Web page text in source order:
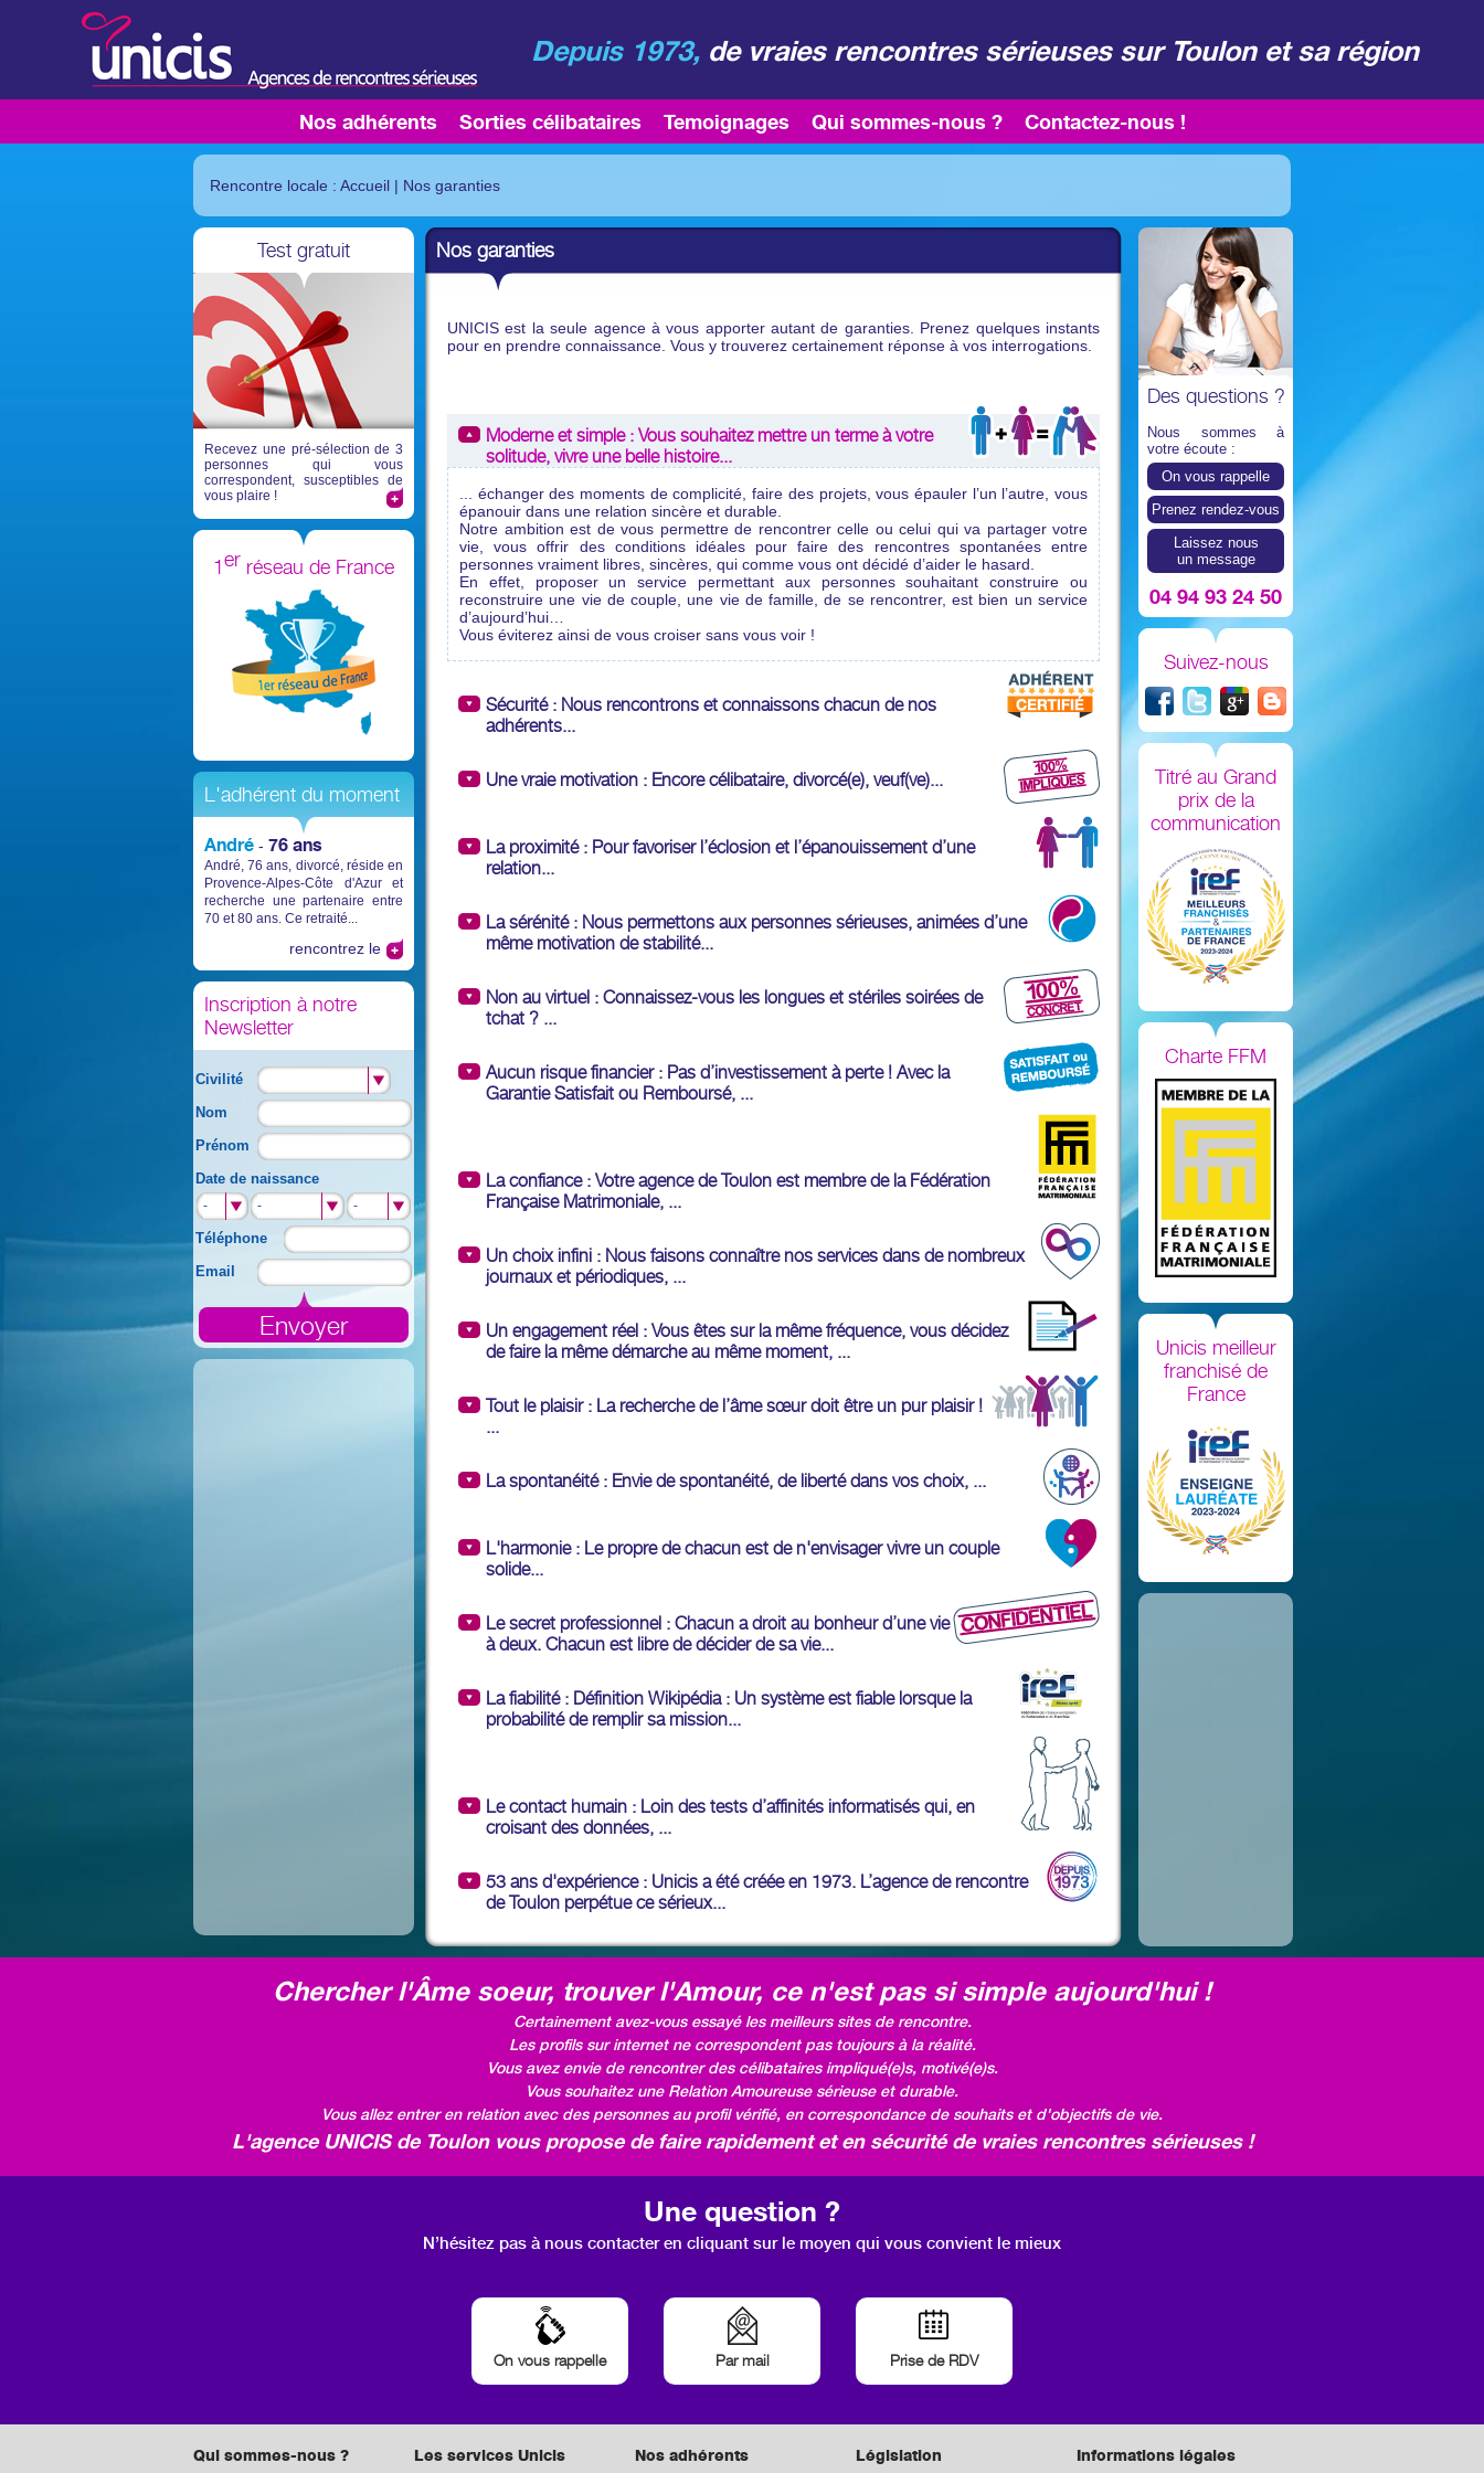
Depuis 1973,de vraies rencontres sérieuses sur Toulon et sa région
Nos adhérents Sorties célibataires Temoignages Qui sommes-nous ? Contactez-nous !
Rencontre locale : Accueil | Nos garanties
Test gratuit
Recevez une pré-sélection de 3
personnes qui vous
correspondent, susceptibles de
vous plaire !
1er réseau de France
L'adhérent du moment
André - 76 ans
André, 76 ans, divorcé, réside en
Provence-Alpes-Côte d'Azur et
recherche une partenaire entre
70 et 80 ans. Ce retraité...
rencontrez le
Inscription à notre
Newsletter
Civilité
Nom
Prénom
Date de naissance
- - -
Téléphone
Email
Nos garanties
UNICIS est la seule agence à vous apporter autant de garanties. Prenez quelques instants
pour en prendre connaissance. Vous y trouverez certainement réponse à vos interrogations.
Moderne et simple : Vous souhaitez mettre un terme à votre
solitude, vivre une belle histoire...
... échanger des moments de complicité, faire des projets, vous épauler l’un l’autre, vous
épanouir dans une relation sincère et durable.
Notre ambition est de vous permettre de rencontrer celle ou celui qui va partager votre
vie, vous offrir des conditions idéales pour faire des rencontres spontanées entre
personnes vraiment libres, sincères, qui comme vous ont décidé d’aider le hasard.
En effet, proposer un service permettant aux personnes souhaitant construire ou
reconstruire une vie de couple, une vie de famille, de se rencontrer, est bien un service
d’aujourd’hui…
Vous éviterez ainsi de vous croiser sans vous voir !
Sécurité : Nous rencontrons et connaissons chacun de nos
adhérents...
Une vraie motivation : Encore célibataire, divorcé(e), veuf(ve)...
La proximité : Pour favoriser l’éclosion et l’épanouissement d’une
relation...
La sérénité : Nous permettons aux personnes sérieuses, animées d’une
même motivation de stabilité...
Non au virtuel : Connaissez-vous les longues et stériles soirées de
tchat ? ...
Aucun risque financier : Pas d’investissement à perte ! Avec la
Garantie Satisfait ou Remboursé, ...
La confiance : Votre agence de Toulon est membre de la Fédération
Française Matrimoniale, ...
Un choix infini : Nous faisons connaître nos services dans de nombreux
journaux et périodiques, ...
Un engagement réel : Vous êtes sur la même fréquence, vous décidez
de faire la même démarche au même moment, ...
Tout le plaisir : La recherche de l’âme sœur doit être un pur plaisir !
...
La spontanéité : Envie de spontanéité, de liberté dans vos choix, ...
L'harmonie : Le propre de chacun est de n'envisager vivre un couple
solide...
Le secret professionnel : Chacun a droit au bonheur d’une vie
à deux. Chacun est libre de décider de sa vie...
La fiabilité : Définition Wikipédia : Un système est fiable lorsque la
probabilité de remplir sa mission...
Le contact humain : Loin des tests d’affinités informatisés qui, en
croisant des données, ...
53 ans d'expérience : Unicis a été créée en 1973. L’agence de rencontre
de Toulon perpétue ce sérieux...
Des questions ?
Nous sommes à
votre écoute :
On vous rappelle
Prenez rendez-vous
Laissez nous
un message
04 94 93 24 50
Suivez-nous
Titré au Grand
prix de la
communication
Charte FFM
Unicis meilleur
franchisé de
France
Chercher l'Âme soeur, trouver l'Amour, ce n'est pas si simple aujourd'hui !
Certainement avez-vous essayé les meilleurs sites de rencontre.
Les profils sur internet ne correspondent pas toujours à la réalité.
Vous avez envie de rencontrer des célibataires impliqué(e)s, motivé(e)s.
Vous souhaitez une Relation Amoureuse sérieuse et durable.
Vous allez entrer en relation avec des personnes au profil vérifié, en correspondance de souhaits et d'objectifs de vie.
L'agence UNICIS de Toulon vous propose de faire rapidement et en sécurité de vraies rencontres sérieuses !
Une question ?
N’hésitez pas à nous contacter en cliquant sur le moyen qui vous convient le mieux
On vous rappelle Par mail Prise de RDV
Qui sommes-nous ?
Les services Unicis
Nos adhérents
Législation
Informations légales